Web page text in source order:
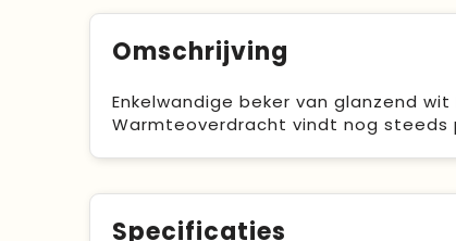
Omschrijving
Enkelwandige beker van glanzend
Warmteoverdracht vindt nog steeds
Specificaties